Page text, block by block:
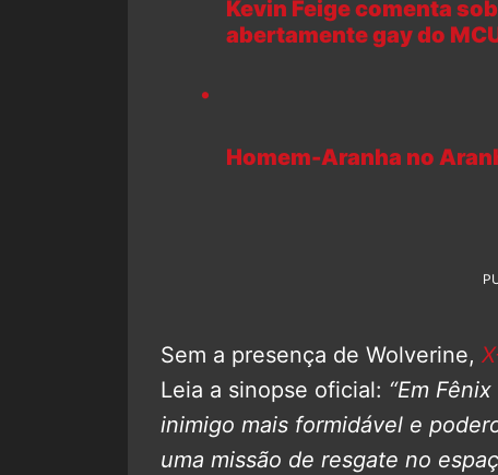
Kevin Feige comenta
abertamente gay do
Homem-Aranha no
Sem a presença de Wolverine,
Leia a sinopse oficial: “Em
inimigo mais formidável e
uma missão de resgate no